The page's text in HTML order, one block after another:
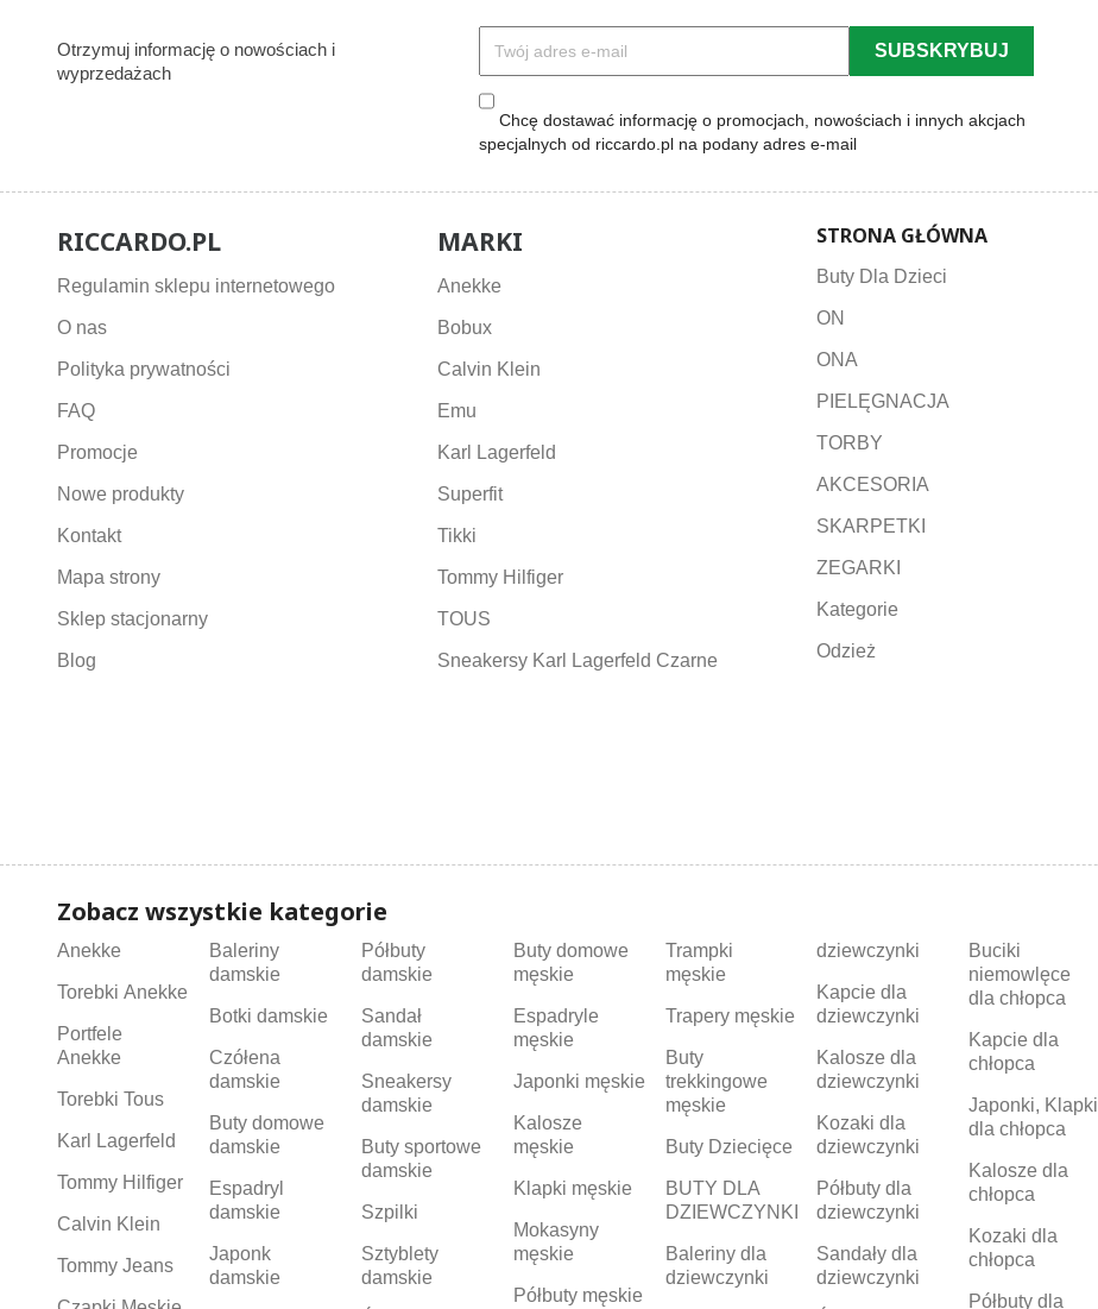
Otrzymuj informację o nowościach i
wyprzedażach
Chcę dostawać informację o promocjach, nowościach i innych akcjach
specjalnych od riccardo.pl na podany adres e-mail
RICCARDO.PL
Regulamin sklepu internetowego
O nas
Polityka prywatności
FAQ
Promocje
Nowe produkty
Kontakt
Mapa strony
Sklep stacjonarny
Blog
MARKI
Anekke
Bobux
Calvin Klein
Emu
Karl Lagerfeld
Superfit
Tikki
Tommy Hilfiger
TOUS
Sneakersy Karl Lagerfeld Czarne
STRONA GŁÓWNA
Buty Dla Dzieci
ON
ONA
PIELĘGNACJA
TORBY
AKCESORIA
SKARPETKI
ZEGARKI
Kategorie
Odzież
Zobacz wszystkie kategorie
Anekke
Torebki Anekke
Portfele
Anekke
Torebki Tous
Karl Lagerfeld
Tommy Hilfiger
Calvin Klein
Tommy Jeans
Baleriny
damskie
Botki damskie
Czółena
damskie
Buty domowe
damskie
Espadryl
damskie
Japonk
damskie
Półbuty
damskie
Sandał
damskie
Sneakersy
damskie
Buty sportowe
damskie
Szpilki
Sztyblety
damskie
Buty domowe
męskie
Espadryle
męskie
Japonki męskie
Kalosze
męskie
Klapki męskie
Mokasyny
męskie
Półbuty męskie
Trampki
męskie
Trapery męskie
Buty
trekkingowe
męskie
Buty Dziecięce
BUTY DLA
DZIEWCZYNKI
Baleriny dla
dziewczynki
dziewczynki
Kapcie dla
dziewczynki
Kalosze dla
dziewczynki
Kozaki dla
dziewczynki
Półbuty dla
dziewczynki
Sandały dla
dziewczynki
Buciki
niemowlęce
dla chłopca
Kapcie dla
chłopca
Japonki, Klapki
dla chłopca
Kalosze dla
chłopca
Kozaki dla
chłopca
Półbuty dla